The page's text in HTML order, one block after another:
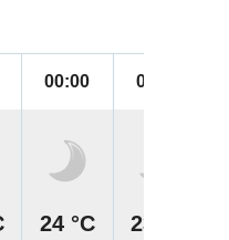
00:00
24 °C
01:00
23 °C